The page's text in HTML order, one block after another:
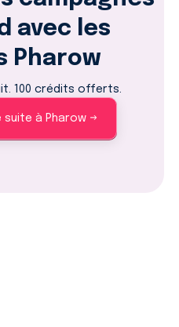
avec les
Pharow
100 crédits offerts.
à Pharow →